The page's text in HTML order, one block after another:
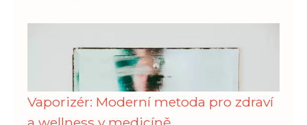
Vaporizér: Moderní metoda pro zdraví